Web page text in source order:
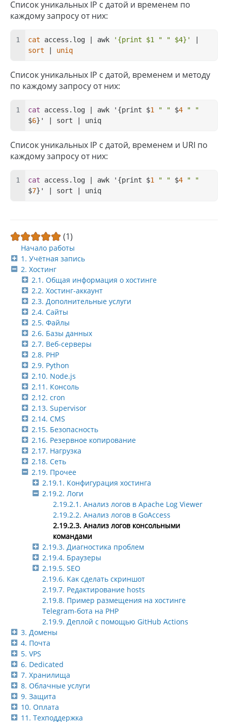
Начало работы
1. Учётная запись
2. Хостинг
2.1. Общая информация о хостинге
2.2. Хостинг-аккаунт
2.3. Дополнительные услуги
2.4. Сайты
2.5. Файлы
2.6. Базы данных
2.7. Веб-серверы
2.8. PHP
2.9. Python
2.10. Node.js
2.11. Консоль
2.12. cron
2.13. Supervisor
2.14. CMS
2.15. Безопасность
2.16. Резервное копирование
2.17. Нагрузка
2.18. Сеть
2.19. Прочее
2.19.1. Конфигурация хостинга
2.19.2. Логи
2.19.2.1. Анализ логов в Apache Log Viewer
2.19.2.2. Анализ логов в GoAccess
2.19.2.3. Анализ логов консольными
командами
2.19.3. Диагностика проблем
2.19.4. Браузеры
2.19.5. SEO
2.19.6. Как сделать скриншот
2.19.7. Редактирование hosts
2.19.8. Пример размещения на хостинге
Telegram-бота на PHP
2.19.9. Деплой с помощью GitHub Actions
3. Домены
4. Почта
5. VPS
6. Dedicated
7. Хранилища
8. Облачные услуги
9. Защита
10. Оплата
11. Техподдержка
Список уникальных IP с датой и временем по
каждому запросу от них:
cat access.log | awk '{print $1 " " $4}'
sort
uniq
Список уникальных IP с датой, временем и методу
по каждому запросу от них:
cat access.log | awk '{print $1 " " $4
" "
$6}' | sort | uniq
Список уникальных IP с датой, временем и URI по
каждому запросу от них:
cat access.log | awk '{print $1 " " $4
" "
$7}' | sort | uniq
(1)